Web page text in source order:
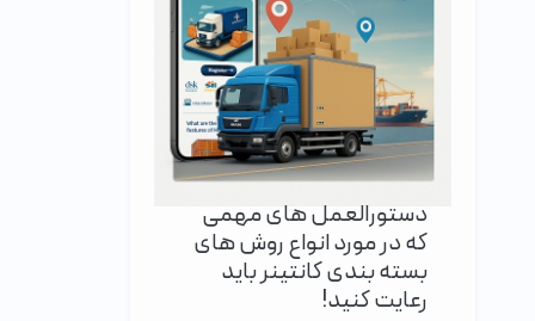
دستورالعمل های مهمی
که در مورد انواع روش های
بسته بندی کانتینر باید
رعایت کنید!